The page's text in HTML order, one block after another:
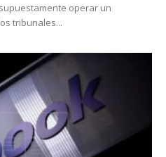
operar un
tribunales...